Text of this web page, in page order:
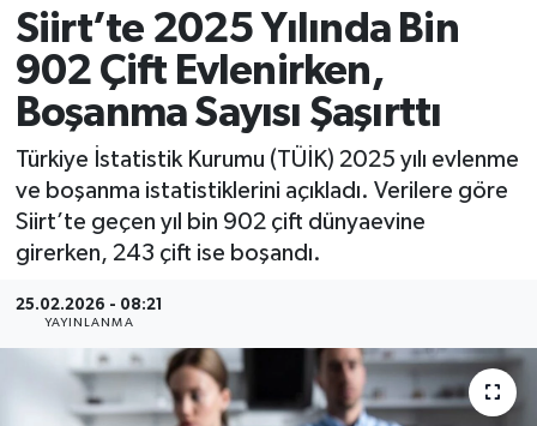
Siirt’te 2025 Yılında Bin
902 Çift Evlenirken,
Boşanma Sayısı Şaşırttı
Türkiye İstatistik Kurumu (TÜİK) 2025 yılı evlenme
ve boşanma istatistiklerini açıkladı. Verilere göre
Siirt’te geçen yıl bin 902 çift dünyaevine
girerken, 243 çift ise boşandı.
25.02.2026 - 08:21
YAYINLANMA
EKONOMİ
SPOR
İLÇELER
KÜLTÜR-SANAT
SAĞLIK-YAŞAM
Siirt Trafik Yoğunluk Haritası
Süper Lig Puan Durumu ve Fikstür
Tüm Manşetler
Son Dakika Haberleri
Haber Arşivi